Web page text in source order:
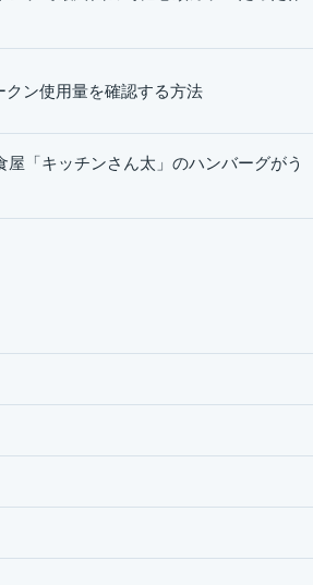
クン使用量を確認する方法
屋「キッチンさん太」のハンバーグがう